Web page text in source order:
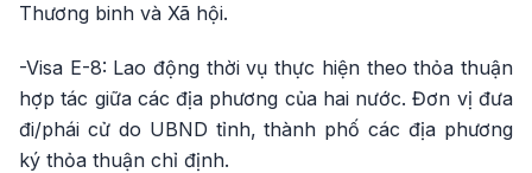
Thương binh và Xã hội.
-Visa E-8: Lao động thời vụ thực hiện theo thỏa thuận
hợp tác giữa các địa phương của hai nước. Đơn vị đưa
đi/phái cử do UBND tỉnh, thành phố các địa phương
ký thỏa thuận chỉ định.